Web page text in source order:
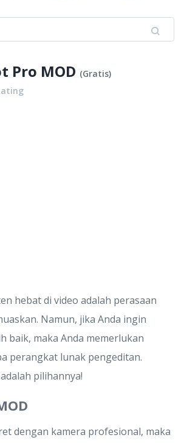
Pro MOD (Gratis)
hebat di video adalah perasaan
Namun, jika Anda ingin
baik, maka Anda memerlukan
perangkat lunak pengeditan.
adalah pilihannya!
dengan kamera profesional, maka